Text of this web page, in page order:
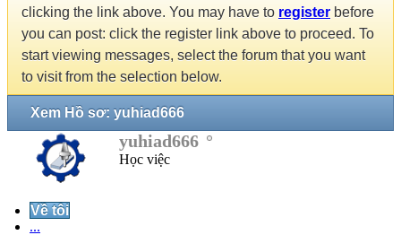
clicking the link above. You may have to register before
you can post: click the register link above to proceed. To
start viewing messages, select the forum that you want
to visit from the selection below.
Xem Hồ sơ: yuhiad666
yuhiad666
Học việc
Về tôi
...